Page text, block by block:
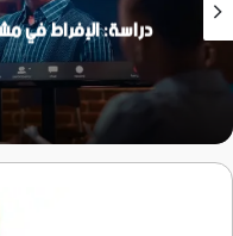
دراسة: الإفراط في